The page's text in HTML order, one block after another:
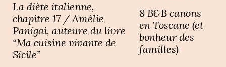
La diète italienne,
chapitre 17 / Amélie
Panigai, auteure du livre
“Ma cuisine vivante de
Sicile”
8 B&B canons
en Toscane (et
bonheur des
familles)